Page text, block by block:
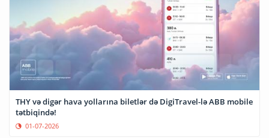
THY və digər hava yollarına biletlər də DigiTravel-lə ABB mobile
tətbiqində!
01-07-2026